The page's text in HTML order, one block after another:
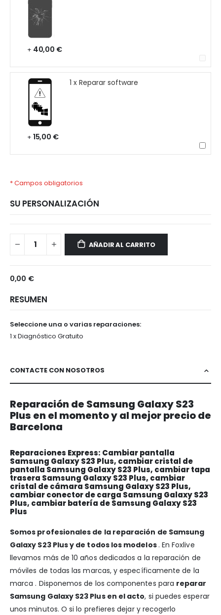
+ 40,00 €
1 x Reparar software
+ 15,00 €
* Campos obligatorios
SU PERSONALIZACIÓN
Galaxy
AÑADIR AL CARRITO
0,00 €
RESUMEN
Seleccione una o varias reparaciones:
1 x Diagnóstico Gratuito
CONTACTE CON NOSOTROS
Reparación de Samsung Galaxy S23
Plus en el momento y al mejor precio de
Barcelona
Reparaciones Express: Cambiar pantalla
Samsung Galaxy S23 Plus, cambiar cristal de
pantalla Samsung Galaxy S23 Plus, cambiar tapa
trasera Samsung Galaxy S23 Plus, cambiar
cristal de cámara Samsung Galaxy S23 Plus,
cambiar conector de carga Samsung Galaxy S23
Plus, cambiar batería de Samsung Galaxy S23
Plus
Somos profesionales de la reparación de Samsung
Galaxy S23 Plus y de todos los modelos. En Foxlive
llevamos más de 10 años dedicados a la reparación de
móviles de todas las marcas, y específicamente de la
marca . Disponemos de los componentes para reparar
Samsung Galaxy S23 Plus en el acto, si puedes esperar
unos minutos. O si lo prefieres dejar y recogerlo